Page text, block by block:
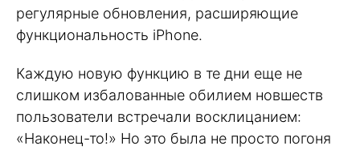
регулярные обновления, расширяющие
функциональность iPhone.
Каждую новую функцию в те дни еще не
слишком избалованные обилием новшеств
пользователи встречали восклицанием:
«Наконец-то!» Но это была не просто погоня